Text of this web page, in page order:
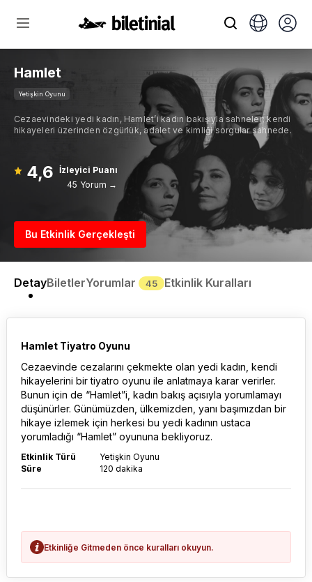
Hamlet
Yetişkin Oyunu
Cezaevindeki yedi kadın, Hamlet’i kadın bakışıyla sahneler; kendi
hikayeleri üzerinden özgürlük, adalet ve kimliği sorgular sahnede.
4,6 İzleyici Puanı
45 Yorum →
Bu Etkinlik Gerçekleşti
DetayBiletlerYorumlar 45 Etkinlik Kuralları
Hamlet Tiyatro Oyunu
Cezaevinde cezalarını çekmekte olan yedi kadın, kendi
hikayelerini bir tiyatro oyunu ile anlatmaya karar verirler.
Bunun için de “Hamlet”i, kadın bakış açısıyla yorumlamayı
düşünürler. Günümüzden, ülkemizden, yanı başımızdan bir
hikaye izlemek için herkesi bu yedi kadının ustaca
yorumladığı “Hamlet” oyununa bekliyoruz.
Etkinlik Türü
Yetişkin Oyunu
Süre
120 dakika
Etkinliğe Gitmeden önce kuralları okuyun.